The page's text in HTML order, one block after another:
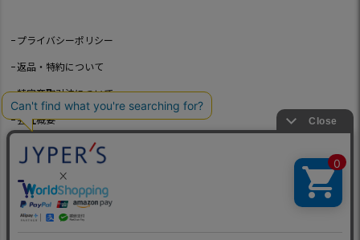
プライバシーポリシー
返品・特約について
特定商取引法について
会社概要
よくあるご質問
お問い合わせ
©2021 Jeep